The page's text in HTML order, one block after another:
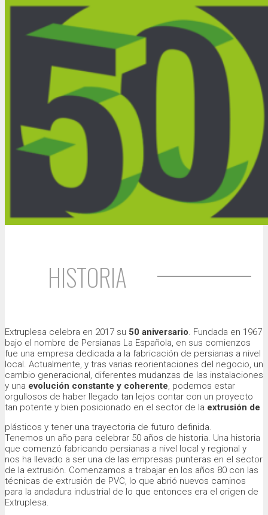
HISTORIA
Extruplesa celebra en 2017 su 50 aniversario. Fundada en 1967
bajo el nombre de Persianas La Española, en sus comienzos
fue una empresa dedicada a la fabricación de persianas a nivel
local. Actualmente, y tras varias reorientaciones del negocio, un
cambio generacional, diferentes mudanzas de las instalaciones
y una evolución constante y coherente, podemos estar
orgullosos de haber llegado tan lejos contar con un proyecto
tan potente y bien posicionado en el sector de la extrusión de
plásticos y tener una trayectoria de futuro definida.
Tenemos un año para celebrar 50 años de historia. Una historia
que comenzó fabricando persianas a nivel local y regional y
nos ha llevado a ser una de las empresas punteras en el sector
de la extrusión. Comenzamos a trabajar en los años 80 con las
técnicas de extrusión de PVC, lo que abrió nuevos caminos
para la andadura industrial de lo que entonces era el origen de
Extruplesa.